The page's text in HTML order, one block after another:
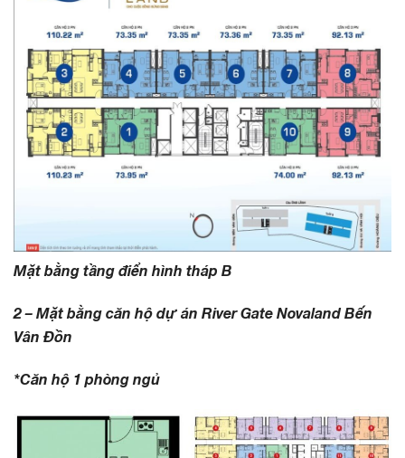
Mặt bằng tầng điển hình tháp B
2 – Mặt bằng căn hộ dự án River Gate Novaland Bến
Vân Đồn
*Căn hộ 1 phòng ngủ